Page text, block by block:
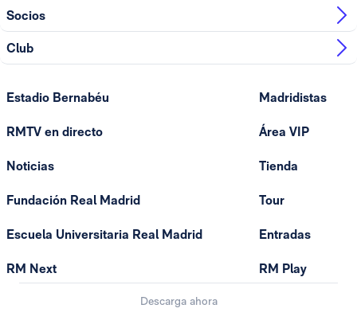
Socios
Club
Estadio Bernabéu
RMTV en directo
Noticias
Fundación Real Madrid
Escuela Universitaria Real Madrid
RM Next
Madridistas
Área VIP
Tienda
Tour
Entradas
RM Play
Descarga ahora